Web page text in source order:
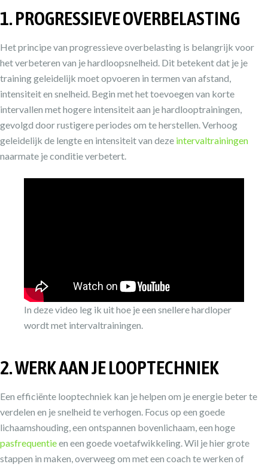
1. PROGRESSIEVE OVERBELASTING
Het principe van progressieve overbelasting is belangrijk voor
het verbeteren van je hardloopsnelheid. Dit betekent dat je je
training geleidelijk moet opvoeren in termen van afstand,
intensiteit en snelheid. Begin met het toevoegen van korte
intervallen met hogere intensiteit aan je hardlooptrainingen,
gevolgd door rustigere periodes om te herstellen. Verhoog
geleidelijk de lengte en intensiteit van deze intervaltrainingen
naarmate je conditie verbetert.
In deze video leg ik uit hoe je een snellere hardloper
wordt met intervaltrainingen.
2. WERK AAN JE LOOPTECHNIEK
Een efficiënte looptechniek kan je helpen om je energie beter te
verdelen en je snelheid te verhogen. Focus op een goede
lichaamshouding, een ontspannen bovenlichaam, een hoge
pasfrequentieen een goede voetafwikkeling. Wil je hier grote
stappen in maken, overweeg om met een coach te werken of